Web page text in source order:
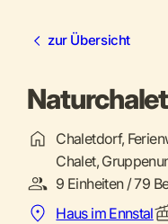
zur Übersicht
Chaletdorf,
Chalet,
9 Einheiten / 79
Haus im Ennstal